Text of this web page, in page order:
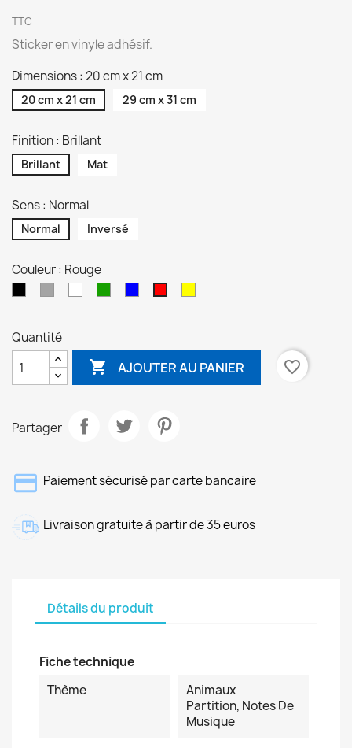
TTC
Sticker en vinyle adhésif.
Dimensions : 20 cm x 21 cm
20 cm x 21 cm 29 cm x 31 cm
Finition : Brillant
Brillant Mat
Sens : Normal
Normal Inversé
Couleur : Rouge
Quantité
 AJOUTER AU PANIER favorite_border
Partager
Paiement sécurisé par carte bancaire
Livraison gratuite à partir de 35 euros
Détails du produit
Fiche technique
Thème
Animaux
Partition, Notes De
Musique